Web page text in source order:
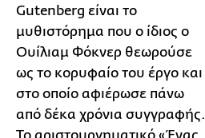
Gutenberg είναι το
μυθιστόρημα που ο ίδιος ο
Ουίλιαμ Φόκνερ θεωρούσε
ως το κορυφαίο του έργο και
στο οποίο αφιέρωσε πάνω
από δέκα χρόνια συγγραφής.